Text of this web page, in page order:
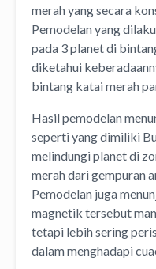
merah yang secara
Pemodelan yang
pada 3 planet di
diketahui
bintang katai merah
Hasil pemodelan
seperti yang dimiliki
melindungi planet di
merah dari gempuran
Pemodelan juga
magnetik tersebut
tetapi lebih sering
dalam menghadapi